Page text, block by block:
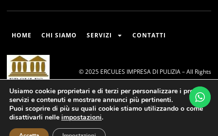
HOME CHI SIAMO SERVIZI CONTATTI
© 2025 ERCULES IMPRESA DI PULIZIA – All Rights
Reserved.
Sito CERTIFICATO
Usiamo cookie proprietari e di terzi per personalizzare i propri
servizi e contenuti e mostrare annunci più pertinenti.
Puoi scoprire di più su quali cookie stiamo utilizzando o come
disattivarli nelle impostazioni.